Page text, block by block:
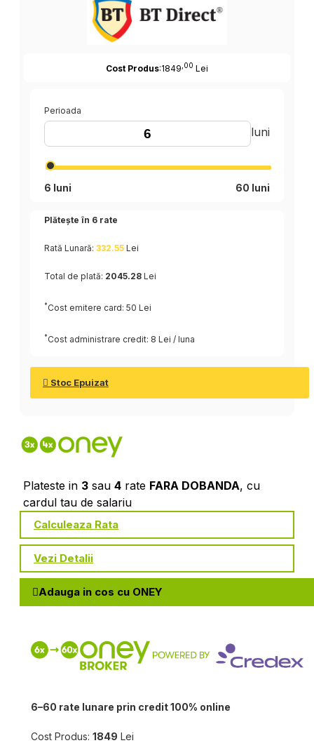
Cost Produs:1849 ,00 Lei
Perioada
luni
6 luni 60 luni
Plătește în 6 rate
Rată Lunară: 332.55 Lei
Total de plată: 2045.28 Lei
* Cost emitere card: 50 Lei
* Cost administrare credit: 8 Lei / luna
Stoc Epuizat
Plateste in 3 sau 4 rate FARA DOBANDA, cu
cardul tau de salariu
Calculeaza Rata
Vezi Detalii
Adauga in cos cu ONEY
6–60 rate lunare prin credit 100% online
Cost Produs: 1849 Lei